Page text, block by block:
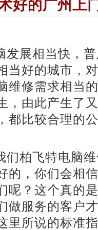
好的广州上
展相当快，
当好的城市，
维修需求相当
，由此产生了
都比较合理的
柏飞特电脑
的，你们会相
呢？这个真的
做服务的客户
里所说的标准